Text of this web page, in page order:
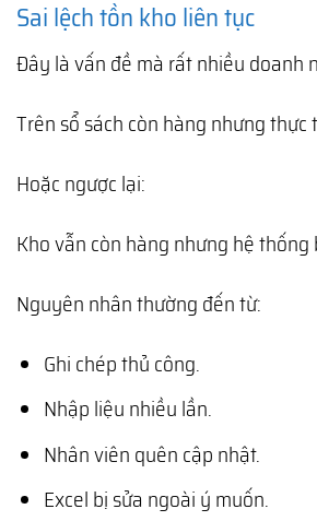
Sai lệch tồn kho liên tục
Đây là vấn đề mà rất nhiều doanh
Trên sổ sách còn hàng nhưng thực
Hoặc ngược lại:
Kho vẫn còn hàng nhưng hệ thống
Nguyên nhân thường đến từ:
Ghi chép thủ công.
Nhập liệu nhiều lần.
Nhân viên quên cập nhật.
Excel bị sửa ngoài ý muốn.